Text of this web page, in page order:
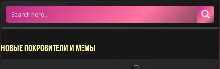
НОВЫЕ ПОКРОВИТЕЛИ И МЕМЫ